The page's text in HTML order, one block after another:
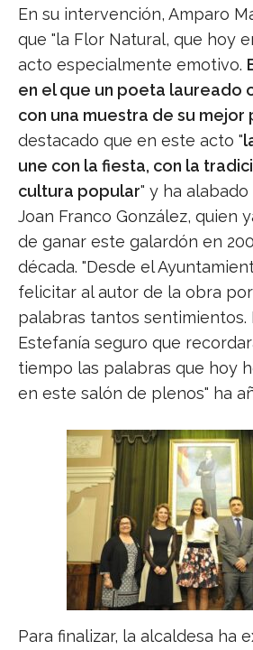
En su intervención, Amparo
que "la Flor Natural, que hoy
acto especialmente emotivo.
en el que un poeta laureado
con una muestra de su mejor
destacado que en este acto "
une con la fiesta, con la
cultura popular" y ha
Joan Franco González, quien
de ganar este galardón en
década. "Desde el
felicitar al autor de la obra
palabras tantos sentimientos.
Estefanía seguro que
tiempo las palabras que hoy
en este salón de plenos" ha
Para finalizar, la alcaldesa ha